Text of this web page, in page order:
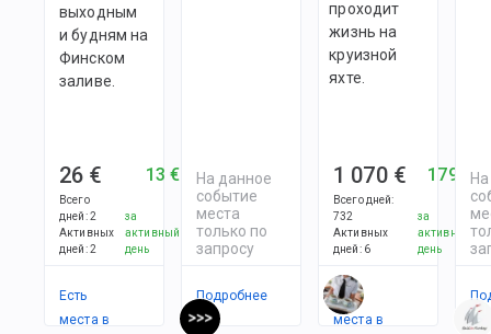
выходным
и будням на
Финском
заливе.
26 €
Всего
дней:2
Активных
дней:2
13 €
за
активный
день
Есть
места в
На данное
событие
места
только по
запросу
Подробнее
проходит
жизнь на
круизной
яхте.
1 070 €
Всего дней:
732
Активных
дней: 6
179 €
за
активный
день
Есть
места в